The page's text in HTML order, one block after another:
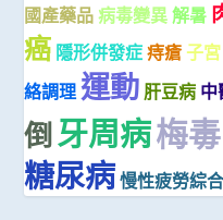
國產藥品 病毒變異 解暑
癌 隱形併發症 痔瘡 子宮
絡調理 運動 肝豆病 中
倒牙周病梅毒
糖尿病慢性疲勞綜